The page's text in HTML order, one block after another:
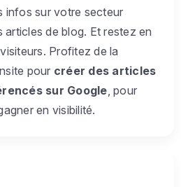
infos sur votre secteur
articles de blog. Et restez en
Profitez de la
pour créer des articles
sur Google , pour
en visibilité.